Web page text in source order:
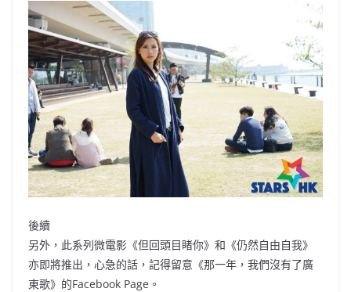
後續
另外，此系列微電影《但回頭目睹你》和《仍然自由自我》
亦即將推出，心急的話，記得留意《那一年，我們沒有了廣
東歌》的Facebook Page。